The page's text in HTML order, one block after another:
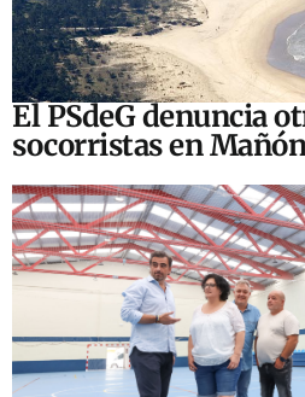
El PSdeG denuncia
socorristas en Mañón